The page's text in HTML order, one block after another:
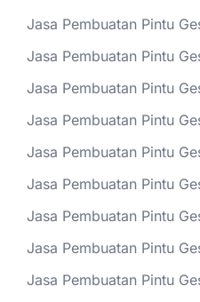
Jasa Pembuatan Pintu
Jasa Pembuatan Pintu
Jasa Pembuatan Pintu
Jasa Pembuatan Pintu
Jasa Pembuatan Pintu
Jasa Pembuatan Pintu
Jasa Pembuatan Pintu
Jasa Pembuatan Pintu
Jasa Pembuatan Pintu